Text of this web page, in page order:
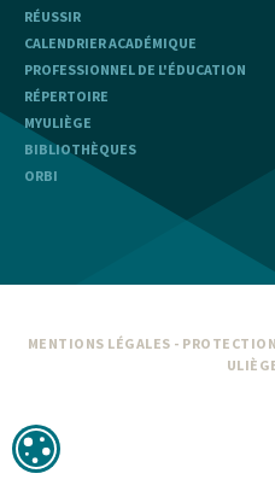
RÉUSSIR
CALENDRIER ACADÉMIQUE
PROFESSIONNEL DE L'ÉDUCATION
RÉPERTOIRE
MYULIÈGE
BIBLIOTHÈQUES
ORBI
MENTIONS LÉGALES -